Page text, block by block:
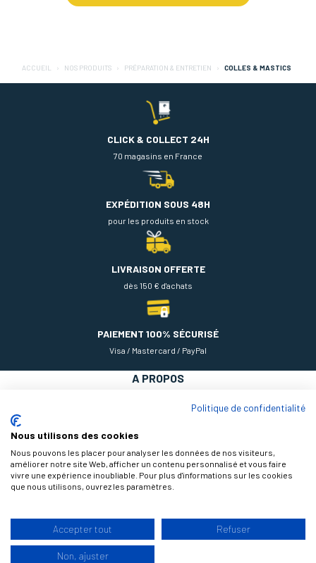
ACCUEIL NOS PRODUITS PRÉPARATION & ENTRETIEN COLLES & MASTICS
CLICK & COLLECT 24H
70 magasins en France
EXPÉDITION SOUS 48H
pour les produits en stock
LIVRAISON OFFERTE
dès 150 € d'achats
PAIEMENT 100% SÉCURISÉ
Visa / Mastercard / PayPal
A PROPOS
© 2026 Théodore Maison de Peinture, tous droits réservés |
Politique de confidentialité
Nous utilisons des cookies
Nous pouvons les placer pour analyser les données de nos visiteurs,
améliorer notre site Web, afficher un contenu personnalisé et vous faire
vivre une expérience inoubliable. Pour plus d'informations sur les cookies
que nous utilisons, ouvrez les paramètres.
Accepter tout Refuser
Non, ajuster